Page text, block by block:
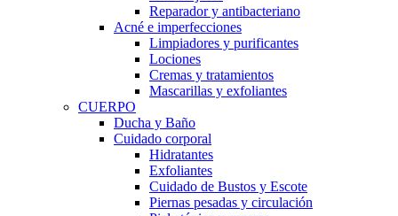
Reparador y antibacteriano
Acné e imperfecciones
Limpiadores y purificantes
Lociones
Cremas y tratamientos
Mascarillas y exfoliantes
CUERPO
Ducha y Baño
Cuidado corporal
Hidratantes
Exfoliantes
Cuidado de Bustos y Escote
Piernas pesadas y circulación